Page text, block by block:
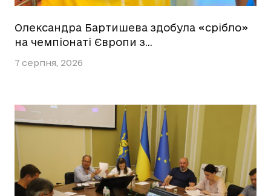
Олександра Бартишева здобула «срібло»
на чемпіонаті Європи з…
7 серпня, 2026